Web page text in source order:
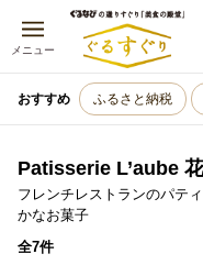
メニュー
おすすめ ふるさと納税
Patisserie L’aube
フレンチレストランのパテ
かなお菓子
全7件